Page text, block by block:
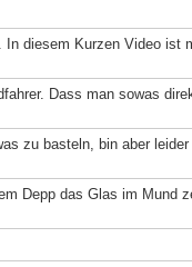
In diesem Kurzen Video ist
Dass man sowas
zu basteln, bin aber
Depp das Glas im Mund